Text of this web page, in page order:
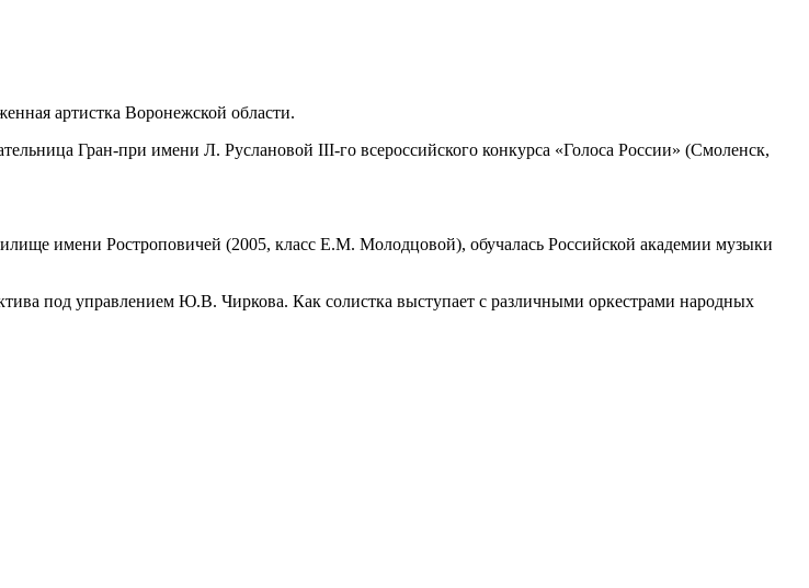
артистка Воронежской области.
Гран-при имени Л. Руслановой III-го всероссийского конкурса «Голоса России» (Смоленск,
имени Ростроповичей (2005, класс Е.М. Молодцовой), обучалась Российской академии музыки
под управлением Ю.В. Чиркова. Как солистка выступает с различными оркестрами народных